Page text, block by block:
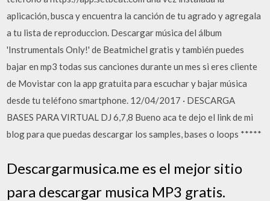
aplicación, busca y encuentra la canción de tu agrado y agregala
a tu lista de reproduccion. Descargar música del álbum
'Instrumentals Only!' de Beatmichel gratis y también puedes
bajar en mp3 todas sus canciones durante un mes si eres cliente
de Movistar con la app gratuita para escuchar y bajar música
desde tu teléfono smartphone. 12/04/2017 · DESCARGA
BASES PARA VIRTUAL DJ 6,7,8 Bueno aca te dejo el link de mi
blog para que puedas descargar los samples, bases o loops *****
Descargarmusica.me es el mejor sitio
para descargar musica MP3 gratis.